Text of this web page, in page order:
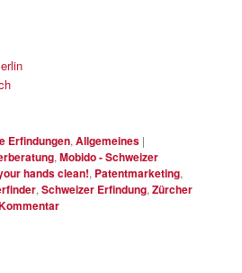
Erfindungen,Allgemeines |
,Mobido - Schweizer
hands clean!, Patentmarketing,
,Schweizer Erfindung,Zürcher